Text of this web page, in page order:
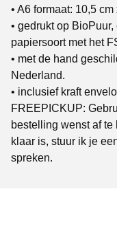
• A6 formaat: 10,5
• gedrukt op
papiersoort met het
• met de hand
Nederland.
• inclusief kraft
FREEPICKUP:
bestelling wenst af
klaar is, stuur ik je
spreken.